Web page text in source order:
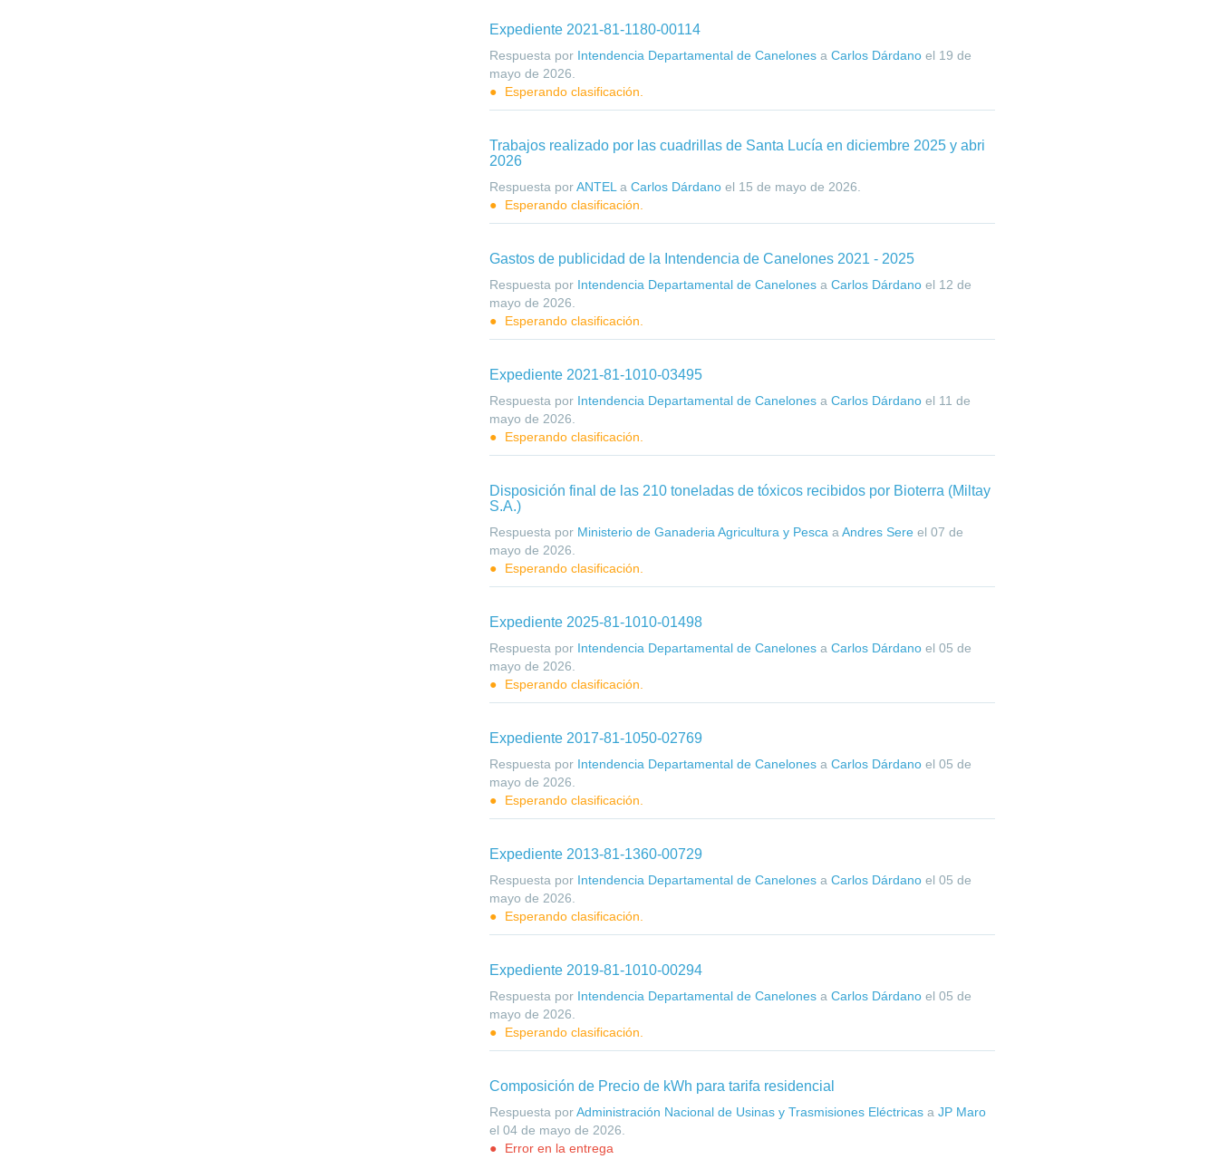
Expediente 2021-81-1180-00114
Respuesta por Intendencia Departamental de Canelonesa Carlos Dárdanoel 19 de
mayo de 2026
Esperando clasificación.
Trabajos realizado por las cuadrillas de Santa Lucía en diciembre 2025 y abri
2026
Respuesta porANTEL a Carlos Dárdanoel 15 de mayo de 2026
Esperando clasificación.
Gastos de publicidad de la Intendencia de Canelones 2021 - 2025
Respuesta por Intendencia Departamental de Canelonesa Carlos Dárdanoel 12 de
mayo de 2026
Esperando clasificación.
Expediente 2021-81-1010-03495
Respuesta por Intendencia Departamental de Canelonesa Carlos Dárdanoel 11 de
mayo de 2026
Esperando clasificación.
Disposición final de las 210 toneladas de tóxicos recibidos por Bioterra (Miltay
S.A.)
Respuesta por Ministerio de Ganaderia Agricultura y Pesca a Andres Sereel 07 de
mayo de 2026
Esperando clasificación.
Expediente 2025-81-1010-01498
Respuesta por Intendencia Departamental de Canelonesa Carlos Dárdanoel 05 de
mayo de 2026
Esperando clasificación.
Expediente 2017-81-1050-02769
Respuesta por Intendencia Departamental de Canelonesa Carlos Dárdanoel 05 de
mayo de 2026
Esperando clasificación.
Expediente 2013-81-1360-00729
Respuesta por Intendencia Departamental de Canelonesa Carlos Dárdanoel 05 de
mayo de 2026
Esperando clasificación.
Expediente 2019-81-1010-00294
Respuesta por Intendencia Departamental de Canelonesa Carlos Dárdanoel 05 de
mayo de 2026
Esperando clasificación.
Composición de Precio de kWh para tarifa residencial
Respuesta porAdministración Nacional de Usinas y Trasmisiones Eléctricasa JP Maro
el 04 de mayo de 2026
Error en la entrega